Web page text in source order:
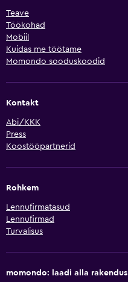
Teave
Töökohad
Mobiil
Kuidas me töötame
Momondo sooduskoodid
Kontakt
Abi/KKK
Press
Koostööpartnerid
Rohkem
Lennufirmatasud
Lennufirmad
Turvalisus
momondo: laadi alla rakendus